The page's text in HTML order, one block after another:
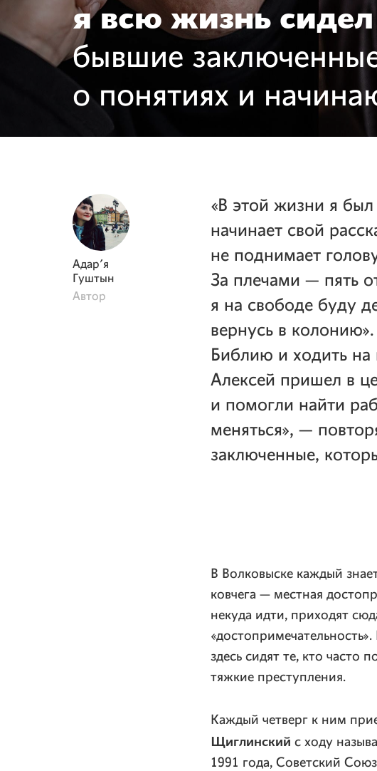
я всю жизнь
бывшие
о понятиях и
Адар'я
Гуштын
Автор
«В этой жизни я
начинает свой
не поднимает
За плечами — пять
я на свободе буду
вернусь в
Библию и ходить на
Алексей пришел в
и помогли найти
меняться», —
заключенные,
В Волковыске каждый
ковчега — местная
некуда идти, приходят
здесь сидят те, кто часто
тяжкие преступления.
Каждый четверг к ним
Щиглинский с ходу
1991 года, Советский